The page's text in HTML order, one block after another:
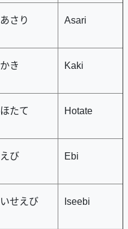
あさり Asari
かき Kaki
ほたて Hotate
えび Ebi
いせえび Iseebi